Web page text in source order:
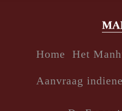
Home Het
Aanvraag